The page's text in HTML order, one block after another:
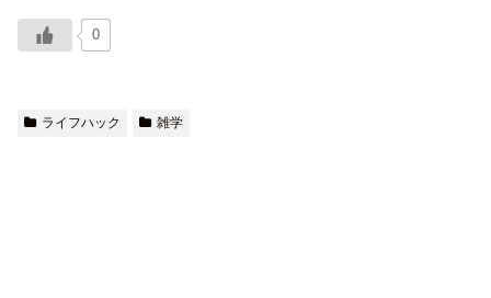
0
ライフハック 雑学